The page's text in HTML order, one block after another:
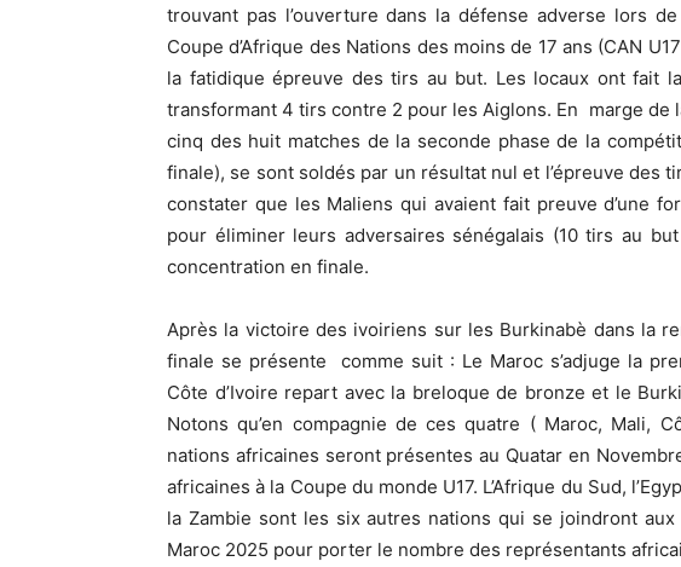
trouvant pas l’ouverture dans la défense adverse lors
Coupe d’Afrique des Nations des moins de 17 ans (CAN
la fatidique épreuve des tirs au but. Les locaux ont fait
transformant 4 tirs contre 2 pour les Aiglons. En marge de
cinq des huit matches de la seconde phase de la
finale), se sont soldés par un résultat nul et l’épreuve des
constater que les Maliens qui avaient fait preuve d’une
pour éliminer leurs adversaires sénégalais (10 tirs au
concentration en finale.
Après la victoire des ivoiriens sur les Burkinabè dans la
finale se présente comme suit : Le Maroc s’adjuge la
Côte d’Ivoire repart avec la breloque de bronze et le
Notons qu’en compagnie de ces quatre ( Maroc, Mali,
nations africaines seront présentes au Quatar en
africaines à la Coupe du monde U17. L’Afrique du Sud,
la Zambie sont les six autres nations qui se joindront
Maroc 2025 pour porter le nombre des représentants